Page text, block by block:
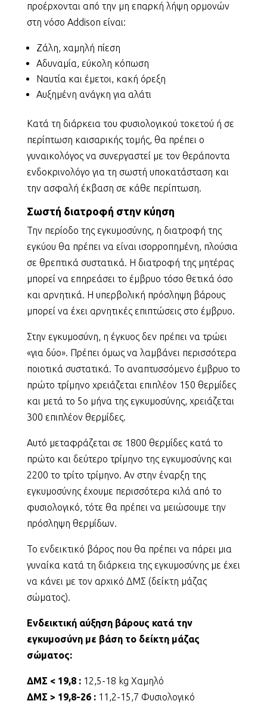
προέρχονται από την μη επαρκή λήψη ορμονών
στη νόσο Addison είναι:
Ζάλη, χαμηλή πίεση
Αδυναμία, εύκολη κόπωση
Ναυτία και έμετοι, κακή όρεξη
Αυξημένη ανάγκη για αλάτι
Kατά τη διάρκεια του φυσιολογικού τοκετού ή σε
περίπτωση καισαρικής τομής, θα πρέπει ο
γυναικολόγος να συνεργαστεί με τον θεράποντα
ενδοκρινολόγο για τη σωστή υποκατάσταση και
την ασφαλή έκβαση σε κάθε περίπτωση.
Σωστή διατροφή στην κύηση
Την περίοδο της εγκυμοσύνης, η διατροφή της
εγκύου θα πρέπει να είναι ισορροπημένη, πλούσια
σε θρεπτικά συστατικά. Η διατροφή της μητέρας
μπορεί να επηρεάσει το έμβρυο τόσο θετικά όσο
και αρνητικά. Η υπερβολική πρόσληψη βάρους
μπορεί να έχει αρνητικές επιπτώσεις στο έμβρυο.
Στην εγκυμοσύνη, η έγκυος δεν πρέπει να τρώει
«για δύο». Πρέπει όμως να λαμβάνει περισσότερα
ποιοτικά συστατικά. Το αναπτυσσόμενο έμβρυο το
πρώτο τρίμηνο χρειάζεται επιπλέον 150 θερμίδες
και μετά το 5ο μήνα της εγκυμοσύνης, χρειάζεται
300 επιπλέον θερμίδες.
Αυτό μεταφράζεται σε 1800 θερμίδες κατά το
πρώτο και δεύτερο τρίμηνο της εγκυμοσύνης και
2200 το τρίτο τρίμηνο. Αν στην έναρξη της
εγκυμοσύνης έχουμε περισσότερα κιλά από το
φυσιολογικό, τότε θα πρέπει να μειώσουμε την
πρόσληψη θερμίδων.
Το ενδεικτικό βάρος που θα πρέπει να πάρει μια
γυναίκα κατά τη διάρκεια της εγκυμοσύνης με έχει
να κάνει με τον αρχικό ΔΜΣ (δείκτη μάζας
σώματος).
Ενδεικτική αύξηση βάρους κατά την
εγκυμοσύνη με βάση το δείκτη μάζας
σώματος:
ΔΜΣ < 19,8 :12,5-18 kg Χαμηλό
ΔΜΣ > 19,8-26 :11,2-15,7 Φυσιολογικό